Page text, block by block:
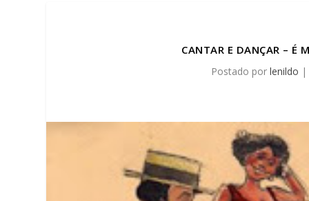
CANTAR E DANÇAR – É
Postado por lenildo |